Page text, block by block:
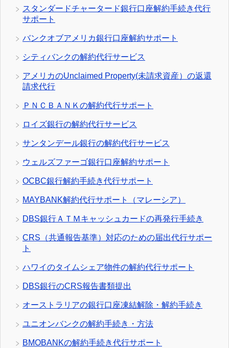
スタンダードチャータード銀行口座解約手続き代行
サポート
バンクオブアメリカ銀行口座解約サポート
シティバンクの解約代行サービス
アメリカのUnclaimed Property(未請求資産）の返還
請求代行
ＰＮＣＢＡＮＫの解約代行サポート
ロイズ銀行の解約代行サービス
サンタンデール銀行の解約代行サービス
ウェルズファーゴ銀行口座解約サポート
OCBC銀行解約手続き代行サポート
MAYBANK解約代行サポート（マレーシア）
DBS銀行ＡＴＭキャッシュカードの再発行手続き
CRS（共通報告基準）対応のための届出代行サポー
ト
ハワイのタイムシェア物件の解約代行サポート
DBS銀行のCRS報告書類提出
オーストラリアの銀行口座凍結解除・解約手続き
ユニオンバンクの解約手続き・方法
BMOBANKの解約手続き代行サポート